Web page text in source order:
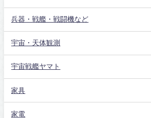
兵器・戦艦・戦闘機など
宇宙・天体観測
宇宙戦艦ヤマト
家具
家電